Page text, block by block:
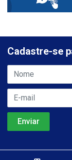
Cadastre-se